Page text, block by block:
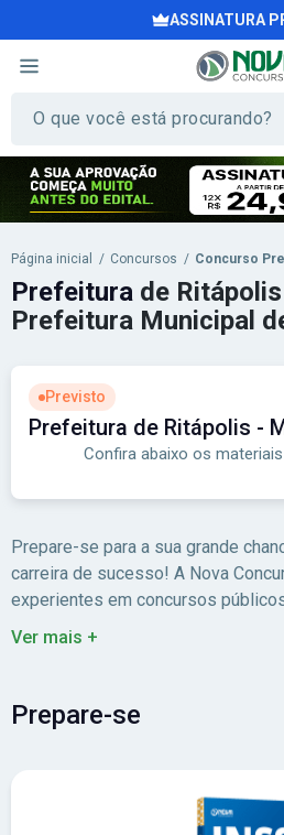
ASSINATURA
Página inicial / Concursos / Concurso
Previsto
Prefeitura de Ritápolis -
Confira abaixo os
Prefeitura de
Prefeitura Municipal
Prepare-se para a sua grande
carreira de sucesso! A Nova
experientes em concursos
para você estudar com foco no
Ver mais +
Prepare-se